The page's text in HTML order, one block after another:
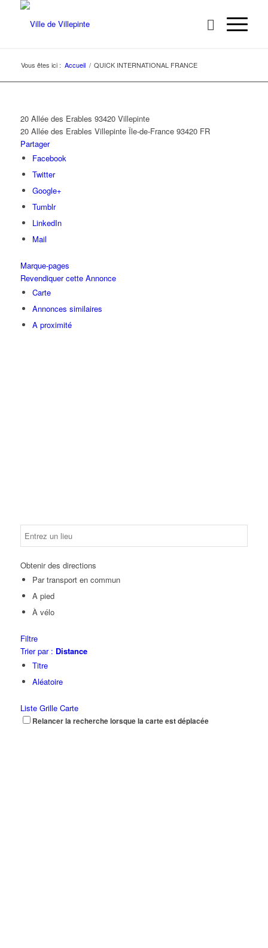
Vous êtes ici : Accueil / QUICK INTERNATIONAL FRANCE
20 Allée des Erables 93420 Villepinte
20 Allée des Erables Villepinte Île-de-France 93420 FR
Partager
Facebook
Twitter
Google+
Tumblr
LinkedIn
Mail
Marque-pages
Revendiquer cette Annonce
Carte
Annonces similaires
A proximité
Obtenir des directions
Par transport en commun
A pied
À vélo
Filtre
Trier par : Distance
Titre
Aléatoire
Liste Grille Carte
Relancer la recherche lorsque la carte est déplacée